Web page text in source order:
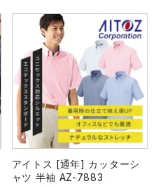
アイトス [通年] カッターシ
ャツ 半袖 AZ-7883